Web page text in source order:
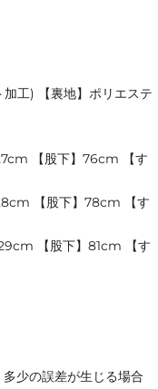
工) 【裏地】ポリエステ
【股下】76cm 【す
【股下】78cm 【す
【股下】81cm 【す
少の誤差が生じる場合